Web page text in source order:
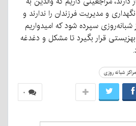
و مدیریت فرزندان را ندارند و
سپرده شود که امیدواریم
قرار بگیرد تا مشکل و دغدغه
مراکز شبانه روزی
۰